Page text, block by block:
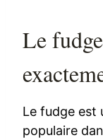
Le
Le fudge est
populaire